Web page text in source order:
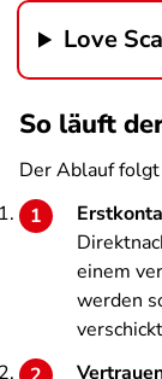
Love
So läuft
Der Ablauf
einem
werden